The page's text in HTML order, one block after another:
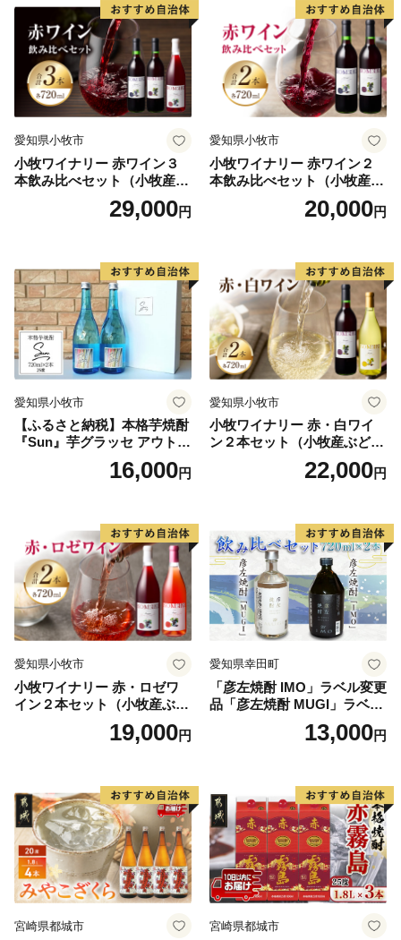
寄附金をいただいております。寄附金は、貴重な財産で
ある名水を守るための自然環境保全はもとより、子育て
支援、教育支援、観光振興や防災など幅広い分野の事業
に活用しております。
これからも、皆さまからの寄附金を、未来の北杜のため
よかった、住んでよかった北杜市」実現に向け、全力で
取り組んでまいりいます。今後ともご支援・ご協力を賜
山梨県北杜市長
ふるさと応援寄附金の「お礼の返礼品」という形で、
「北杜の特産品」を用意しております。返礼品から本市
の特産品であることを多く寄付者の皆様に知っていただ
き、またそこから本市へ興味をもっていただければ幸い
です。順次返礼品を増やしてまいります。どうぞご期待
ください！！
愛知県小牧市
小牧ワイナリー 赤ワイン３
本飲み比べセット（小牧産ぶ
どう100％使用）29,000円
愛知県小牧市
小牧ワイナリー 赤ワイン２
本飲み比べセット（小牧産ぶ
どう100％使用）20,000円
愛知県小牧市
【ふるさと納税】本格芋焼酎
『Sun』芋グラッセ アウトド
ア ソロキャンプ ベランピン
グ 巣ごもり 就労支援16,000円
愛知県小牧市
小牧ワイナリー 赤・白ワイ
ン２本セット（小牧産ぶどう
22,000円
愛知県小牧市
小牧ワイナリー 赤・ロゼワ
イン２本セット（小牧産ぶど
19,000円
愛知県幸田町
「彦左焼酎 IMO」ラベル変更
品「彦左焼酎 MUGI」ラベル
変更品 飲み比べ セット 合計
2本 720ml×各1本 25度 焼酎
13,000円
宮崎県都城市 宮崎県都城市